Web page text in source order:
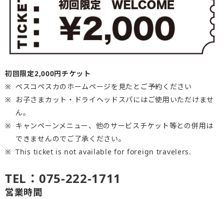
初回限定2,000円チケット
ペスコペスカのホームページを見たとご予約ください
お子さまカット・ドライヘッドスパにはご使用いただけませ
ん。
キャンペーンメニュー、他のサービスチケット等との併用は
できませんのでご了承ください。
This ticket is not available for foreign travelers.
TEL：075-222-1711
営業時間